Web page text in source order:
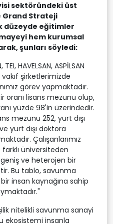
sektöründeki üst
Grand Strateji
düzeyde eğitimler
hem kurumsal
şunları söyledi:
TEI, HAVELSAN, ASPİLSAN
şirketlerimizde
görev yapmaktadır.
oranı lisans mezunu olup,
yüzde 98'in üzerindedir.
mezunu 252, yurt dışı
yurt dışı doktora
Çalışanlarımız
üniversiteden
ve heterojen bir
Bu tablo, savunma
insan kaynağına sahip
nitelikli savunma sanayi
ekosistemi insanla